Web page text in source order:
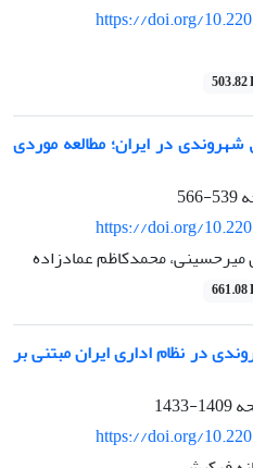
https://doi.org/
503.82
در ایران؛ مطالعه موردی
539-566
https://doi.org/
محمدکاظم عمادزاده
661.08
در نظام اداری ایران مبتنی بر
1409-1433
https://doi.org/